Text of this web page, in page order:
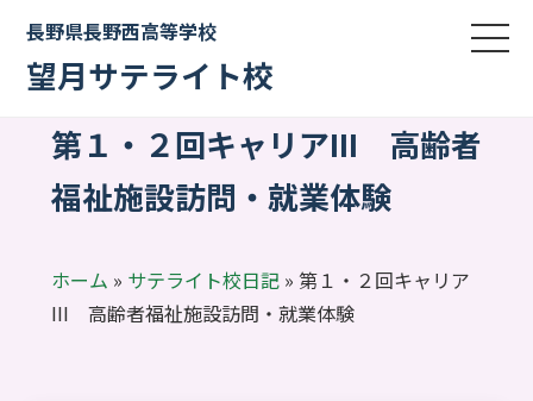
長野県長野西高等学校
望月サテライト校
第１・２回キャリアIII 高齢者
福祉施設訪問・就業体験
ホーム » サテライト校日記» 第１・２回キャリア
III 高齢者福祉施設訪問・就業体験